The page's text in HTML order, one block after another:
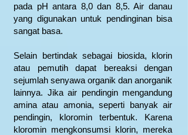
pada pH antara 8,0 dan 8,5. Air danau
yang digunakan untuk pendinginan bisa
sangat basa.
Selain bertindak sebagai biosida, klorin
atau pemutih dapat bereaksi dengan
sejumlah senyawa organik dan anorganik
lainnya. Jika air pendingin mengandung
amina atau amonia, seperti banyak air
pendingin, kloromin terbentuk. Karena
kloromin mengkonsumsi klorin, mereka